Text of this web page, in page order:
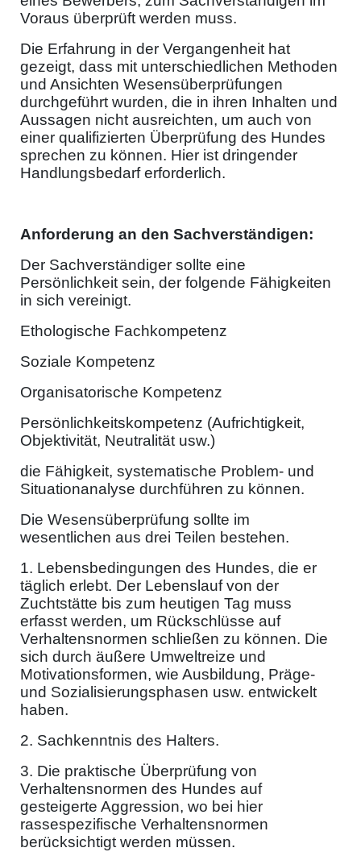
Voraus überprüft werden muss.
Die Erfahrung in der Vergangenheit hat
gezeigt, dass mit unterschiedlichen Methoden
und Ansichten Wesensüberprüfungen
durchgeführt wurden, die in ihren Inhalten und
Aussagen nicht ausreichten, um auch von
einer qualifizierten Überprüfung des Hundes
sprechen zu können. Hier ist dringender
Handlungsbedarf erforderlich.
Anforderung an den Sachverständigen:
Der Sachverständiger sollte eine
Persönlichkeit sein, der folgende Fähigkeiten
in sich vereinigt.
Ethologische Fachkompetenz
Soziale Kompetenz
Organisatorische Kompetenz
Persönlichkeitskompetenz (Aufrichtigkeit,
Objektivität, Neutralität usw.)
die Fähigkeit, systematische Problem- und
Situationanalyse durchführen zu können.
Die Wesensüberprüfung sollte im
wesentlichen aus drei Teilen bestehen.
1. Lebensbedingungen des Hundes, die er
täglich erlebt. Der Lebenslauf von der
Zuchtstätte bis zum heutigen Tag muss
erfasst werden, um Rückschlüsse auf
Verhaltensnormen schließen zu können. Die
sich durch äußere Umweltreize und
Motivationsformen, wie Ausbildung, Präge-
und Sozialisierungsphasen usw. entwickelt
haben.
2. Sachkenntnis des Halters.
3. Die praktische Überprüfung von
Verhaltensnormen des Hundes auf
gesteigerte Aggression, wo bei hier
rassespezifische Verhaltensnormen
berücksichtigt werden müssen.